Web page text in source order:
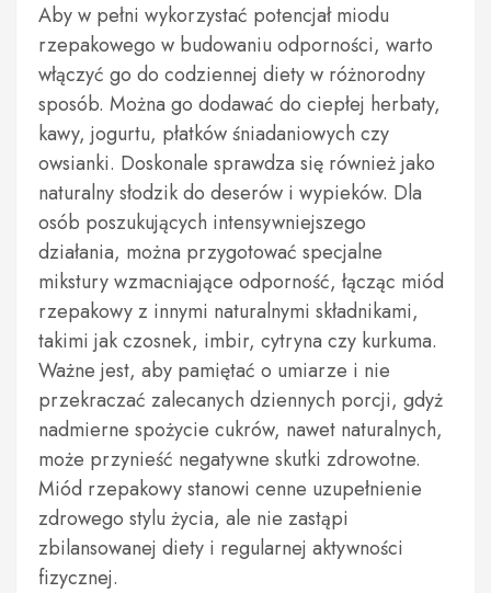
Aby w pełni wykorzystać potencjał miodu
rzepakowego w budowaniu odporności, warto
włączyć go do codziennej diety w różnorodny
sposób. Można go dodawać do ciepłej herbaty,
kawy, jogurtu, płatków śniadaniowych czy
owsianki. Doskonale sprawdza się również jako
naturalny słodzik do deserów i wypieków. Dla
osób poszukujących intensywniejszego
działania, można przygotować specjalne
mikstury wzmacniające odporność, łącząc miód
rzepakowy z innymi naturalnymi składnikami,
takimi jak czosnek, imbir, cytryna czy kurkuma.
Ważne jest, aby pamiętać o umiarze i nie
przekraczać zalecanych dziennych porcji, gdyż
nadmierne spożycie cukrów, nawet naturalnych,
może przynieść negatywne skutki zdrowotne.
Miód rzepakowy stanowi cenne uzupełnienie
zdrowego stylu życia, ale nie zastąpi
zbilansowanej diety i regularnej aktywności
fizycznej.